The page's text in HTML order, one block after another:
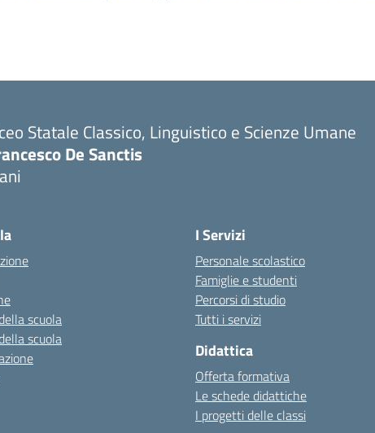
Statale Classico, Linguistico e Scienze Umane
De Sanctis
scuola
scuola
I Servizi
Personale scolastico
Famiglie e studenti
Percorsi di studio
Tutti i servizi
Didattica
Offerta formativa
Le schede didattiche
I progetti delle classi